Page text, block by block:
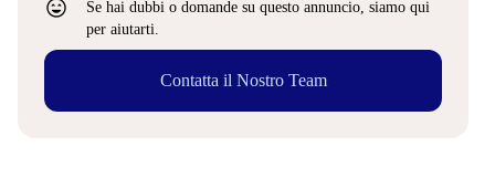
sentiment_very_satisfied
Se hai dubbi o domande su questo annuncio, siamo qui
per aiutarti.
Contatta il Nostro Team